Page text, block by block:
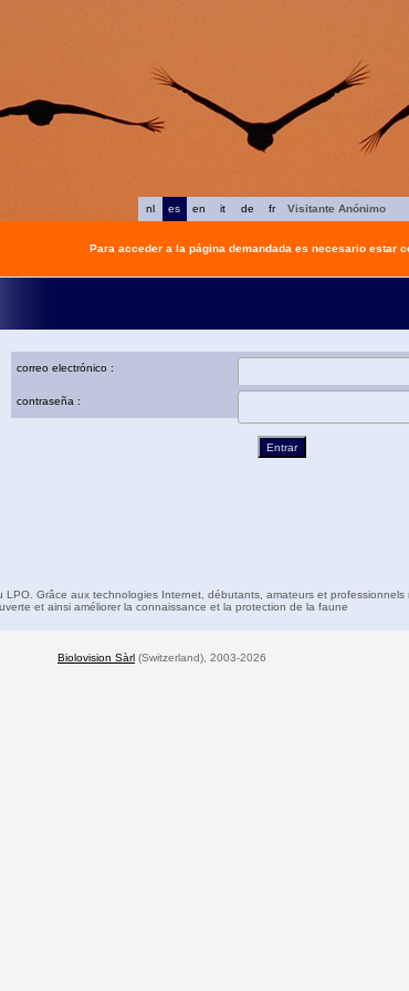
fr
de
it
en
es
nl
Visitante Anónimo
Para acceder a la página demandada es necesario estar
correo electrónico :
contraseña :
Grâce aux technologies Internet, débutants, amateurs et professionnels
et ainsi améliorer la connaissance et la protection de la faune
Biolovision Sàrl (Switzerland), 2003-2026